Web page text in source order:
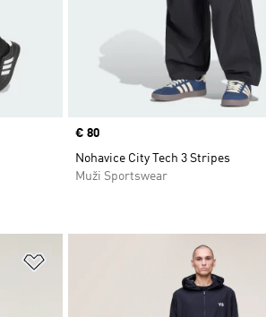
Price
€ 80
Nohavice City Tech 3 Stripes
Muži Sportswear
Pridať do zoznamu želaných